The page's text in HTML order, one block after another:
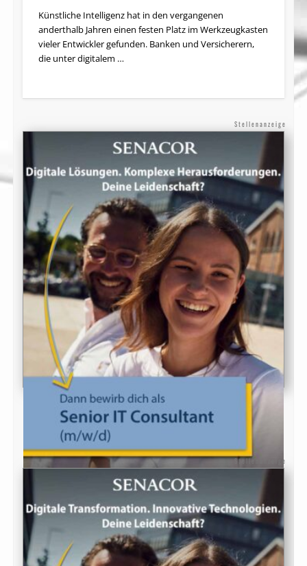
Künstliche Intelligenz hat in den vergangenen
anderthalb Jahren einen festen Platz im Werkzeugkasten
vieler Entwickler gefunden. Banken und Versicherern,
die unter digitalem …
Stellenanzeige
Stellenanzeige